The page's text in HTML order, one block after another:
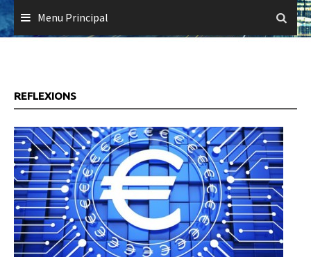
Menu Principal
REFLEXIONS